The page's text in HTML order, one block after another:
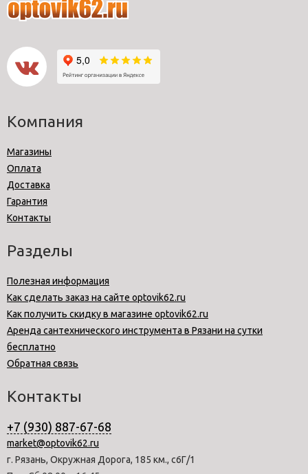
Компания
Магазины
Оплата
Доставка
Гарантия
Контакты
Разделы
Полезная информация
Как сделать заказ на сайте optovik62.ru
Как получить скидку в магазине optovik62.ru
Аренда сантехнического инструмента в Рязани на сутки
бесплатно
Обратная связь
Контакты
+7 (930) 887-67-68
market@optovik62.ru
г. Рязань, Окружная Дорога, 185 км., с6Г/1